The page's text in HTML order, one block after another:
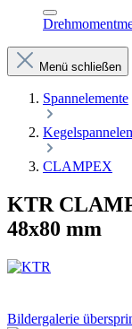
Menü schließen
Spannelemente
CLAMPEX
KTR
48x80 mm
Bildergalerie